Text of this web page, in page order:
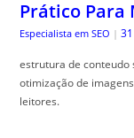
Prático Para
Especialista em SEO |
estrutura de conteudo
otimização de
leitores.